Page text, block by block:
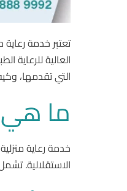
تعتبر خدمة
العالية
التي تقدمها،
ما هي
خدمة رعاية
الاستقلالية.